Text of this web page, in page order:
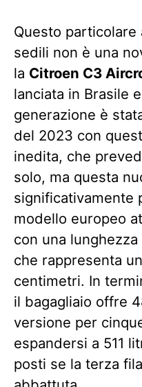
Questo
sedili non è una
la Citroen C3
lanciata in Brasile
generazione è
del 2023 con
inedita, che
solo, ma questa
significativamente
modello europeo
con una
che rappresenta
centimetri. In
il bagagliaio offre
versione per
espandersi a 511
posti se la terza